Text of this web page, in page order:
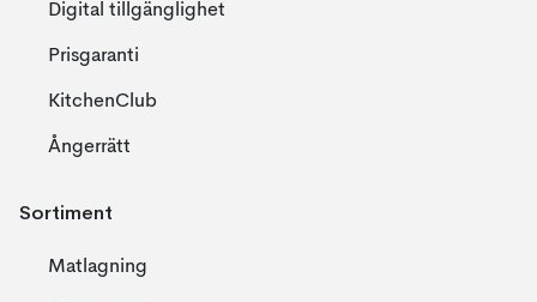
Digital tillgänglighet
Prisgaranti
KitchenClub
Ångerrätt
Sortiment
Matlagning